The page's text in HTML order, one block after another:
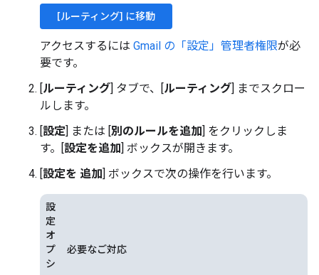
[ルーティング] に移動
アクセスするには Gmail の「設定」管理者権限が必
要です。
[ルーティング] タブで、[ルーティング] までスクロー
ルします。
[設定] または [別のルールを追加] をクリックしま
す。[設定を追加] ボックスが開きます。
[設定を 追加] ボックスで次の操作を行います。
設
定
オ
プ
シ
必要なご対応